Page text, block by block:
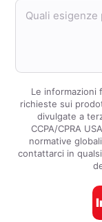
Le informazioni
richieste sui
divulgate a
CCPA/CPRA
normative
contattarci in